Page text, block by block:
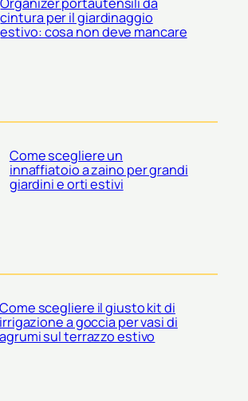
cintura per il giardinaggio
estivo: cosa non deve mancare
Come scegliere un
innaffiatoio a zaino per grandi
giardini e orti estivi
Come scegliere il giusto kit di
irrigazione a goccia per vasi di
agrumi sul terrazzo estivo